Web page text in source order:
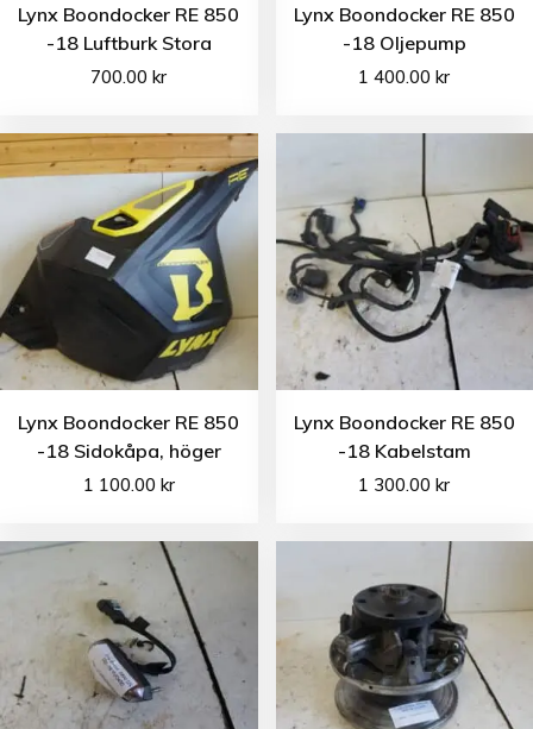
Lynx Boondocker RE 850
-18 Luftburk Stora
700.00kr
Lynx Boondocker RE 850
-18 Oljepump
1 400.00kr
Lynx Boondocker RE 850
-18 Sidokåpa, höger
1 100.00 kr
Lynx Boondocker RE 850
-18 Kabelstam
1 300.00kr